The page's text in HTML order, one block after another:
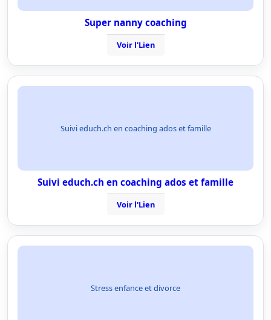
Super nanny coaching
Voir l'Lien
Suivi educh.ch en coaching ados et famille
Suivi educh.ch en coaching ados et famille
Voir l'Lien
Stress enfance et divorce